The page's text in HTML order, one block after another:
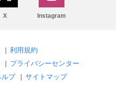
X Instagram
| 利用規約
| プライバシーセンター
ルプ | サイトマップ